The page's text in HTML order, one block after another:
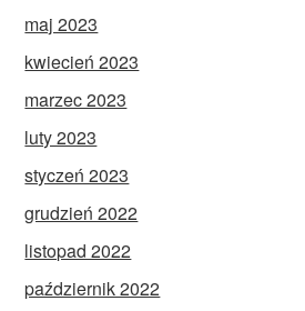
maj 2023
kwiecień 2023
marzec 2023
luty 2023
styczeń 2023
grudzień 2022
listopad 2022
październik 2022